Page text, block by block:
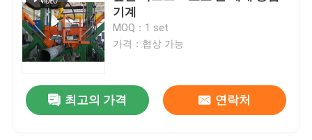
CNC 세로로 연결되는 압박 브레이크
기계
MOQ：1 set
가격：협상 가능
최고의 가격 연락처